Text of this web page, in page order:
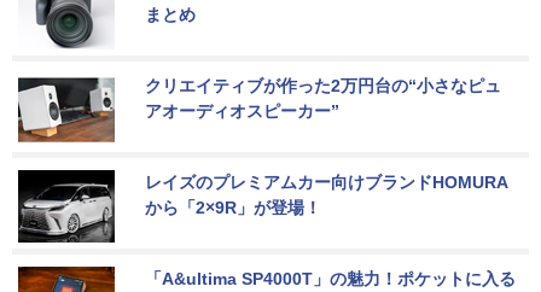
まとめ
クリエイティブが作った2万円台の“小さなピュ
アオーディオスピーカー”
レイズのプレミアムカー向けブランドHOMURA
から「2×9R」が登場！
「A&ultima SP4000T」の魅力！ポケットに入る